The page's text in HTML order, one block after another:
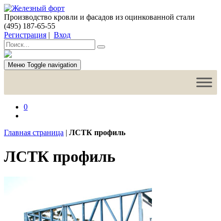
Производство кровли и фасадов из оцинкованной стали
(495) 187-65-55
Регистрация | Вход
Меню Toggle navigation
0
Главная страница | ЛСТК профиль
ЛСТК профиль